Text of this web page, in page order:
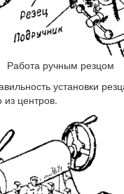
Работа ручным резцом
установки
из центров.